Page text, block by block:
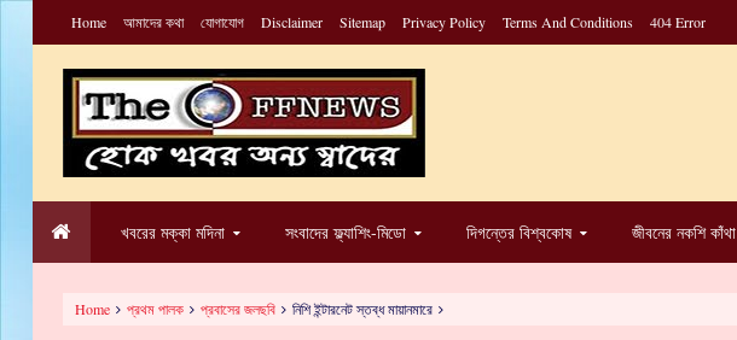
Home আমাদের কথা যোগাযোগ Disclaimer Sitemap Privacy Policy Terms And Conditions 404 Error
খবরের মক্কা মদিনা সংবাদের ফ্ল্যাশিং-মিডো দিগন্তের বিশ্বকোষ জীবনের নকশি কাঁথা
Home প্রথম পালক প্রবাসের জলছবি নিশি ইন্টারনেট স্তব্ধ মায়ানমারে